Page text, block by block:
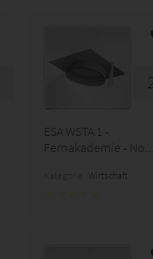
ESA WSTA 1 -
Fernakademie -
Wirtschaft